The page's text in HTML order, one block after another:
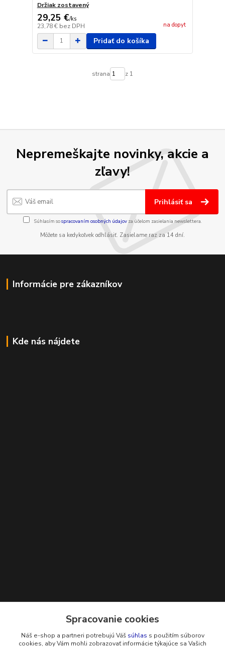
Držiak zostavený
29,25 €/ks
23,78 € bez DPH na dopyt
Pridať do košíka
strana z 1
Nepremeškajte novinky, akcie a
zľavy!
Prihlásiť sa
Súhlasím sospracovaním osobných údajov za účelom zasielania newslettera.
Môžete sa kedykoľvek odhlásiť. Zasielame raz za 14 dní.
Informácie pre zákazníkov
Kde nás nájdete
+421 948 229 224
Spracovanie cookies
Náš e-shop a partneri potrebujú Váš súhlas s použitím súborov
cookies, aby Vám mohli zobrazovať informácie týkajúce sa Vašich